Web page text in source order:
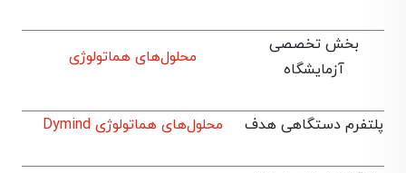
بخش تخصصی
آزمایشگاه
محلول‌های هماتولوژی
پلتفرم دستگاهی هدف محلول‌های هماتولوژی Dymind